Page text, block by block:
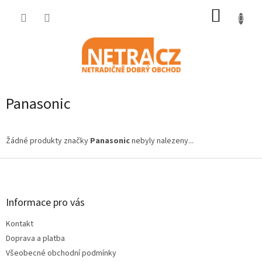
Panasonic
Žádné produkty značky Panasonicnebyly nalezeny...
Z
Informace pro vás
Kontakt
Doprava a platba
Všeobecné obchodní podmínky